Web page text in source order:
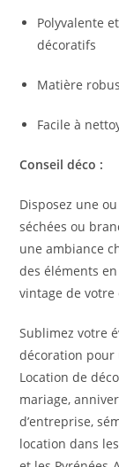
Polyvalente
décoratifs
Matière
Facile à
Conseil déco :
Disposez une
séchées ou
une ambiance
des éléments
vintage de votre
Sublimez votre
décoration pour
Location de
mariage,
d’entreprise,
location dans